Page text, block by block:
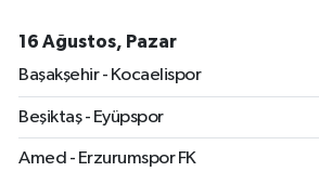
16 Ağustos, Pazar
Başakşehir - Kocaelispor
Beşiktaş - Eyüpspor
Amed - Erzurumspor FK